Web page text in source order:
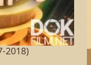
2018)